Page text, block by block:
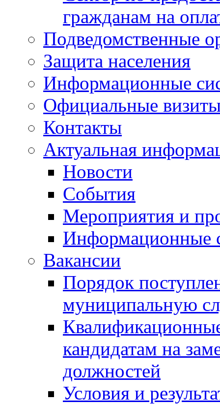
гражданам на
Подведомственные
Защита населения
Информационные
Официальные
Контакты
Актуальная
Новости
События
Мероприятия и
Информационные
Вакансии
Порядок
муниципальную
кандидатам на
должностей
Условия и